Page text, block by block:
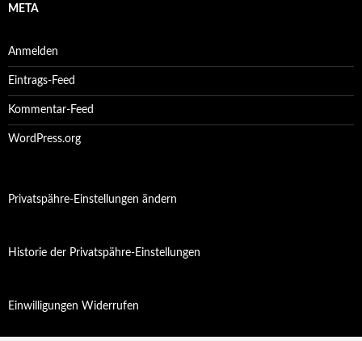
META
Anmelden
Eintrags-Feed
Kommentar-Feed
WordPress.org
Privatspähre-Einstellungen ändern
Historie der Privatspähre-Einstellungen
Einwilligungen Widerrufen